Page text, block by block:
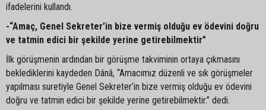
ifadelerini kullandı.
-“Amaç, Genel Sekreter’in bize vermiş olduğu ev ödevini doğru
ve tatmin edici bir şekilde yerine getirebilmektir”
İlk görüşmenin ardından bir görüşme takviminin ortaya çıkmasını
beklediklerini kaydeden Dânâ, “Amacımız düzenli ve sık görüşmeler
yapılması suretiyle Genel Sekreter’in bize vermiş olduğu ev ödevini
doğru ve tatmin edici bir şekilde yerine getirebilmektir.” dedi.